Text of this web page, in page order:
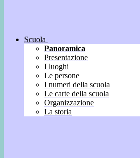
Scuola
Panoramica
Presentazione
I luoghi
Le persone
I numeri della scuola
Le carte della scuola
Organizzazione
La storia